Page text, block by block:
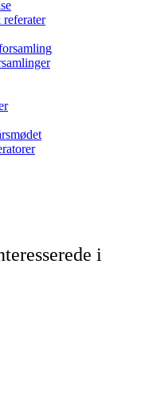
referater
i